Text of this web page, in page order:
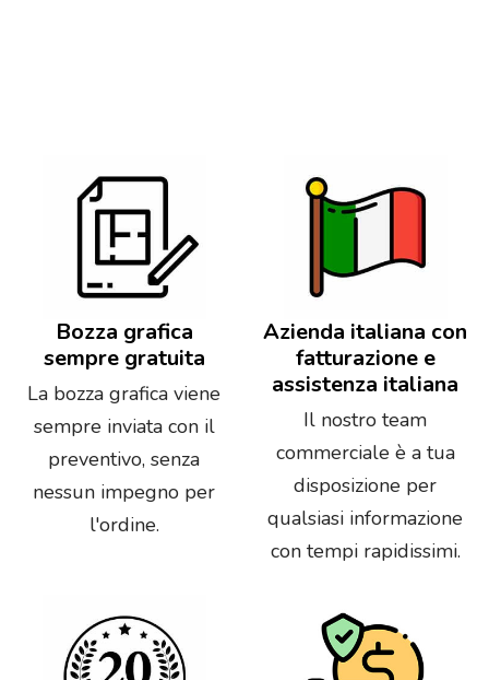
Bozza grafica
sempre gratuita
La bozza grafica viene
sempre inviata con il
preventivo, senza
nessun impegno per
l'ordine.
Azienda italiana con
fatturazione e
assistenza italiana
Il nostro team
commerciale è a tua
disposizione per
qualsiasi informazione
con tempi rapidissimi.